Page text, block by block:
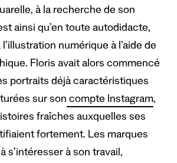
à la recherche de son
ainsi qu’en toute autodidacte,
numérique à l’aide de
Floris avait alors commencé
portraits déjà caractéristiques
sur son compte Instagram,
fraîches auxquelles ses
fortement. Les marques
s’intéresser à son travail,